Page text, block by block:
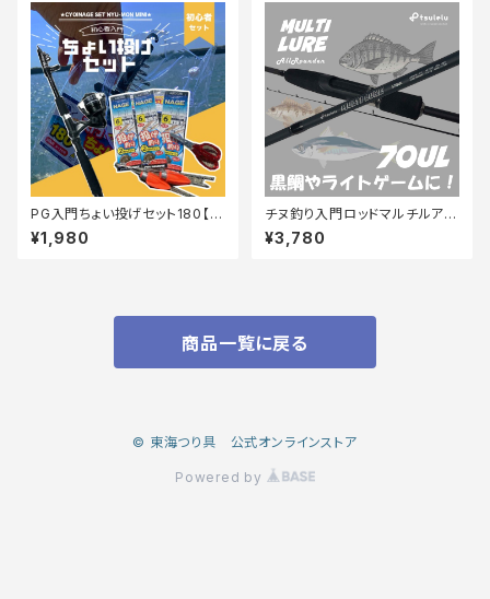
PG入門ちょい投げセット180【T
オリ】
¥1,980
チヌ釣り入門ロッドマルチルアー
黒鯛 70UL マットブラック
¥3,780
商品一覧に戻る
© 東海つり具 公式オンラインストア
Powered by